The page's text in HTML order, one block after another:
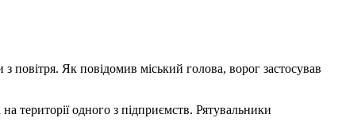
повітря. Як повідомив міський голова, ворог застосував
території одного з підприємств. Рятувальники